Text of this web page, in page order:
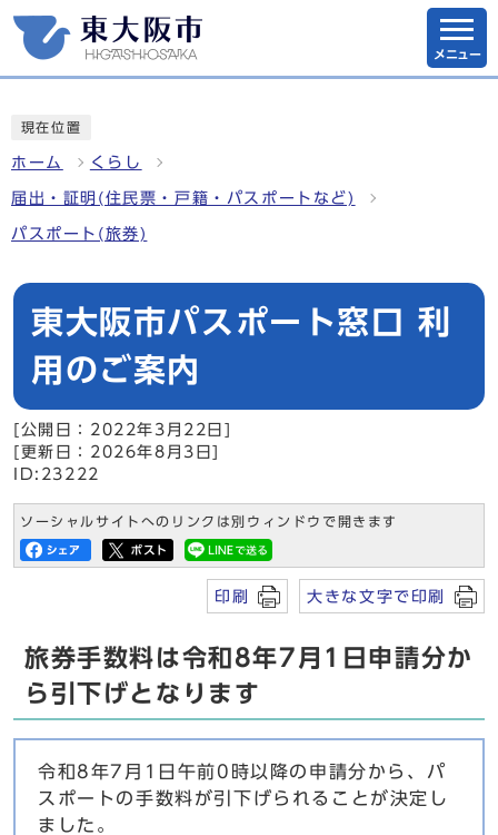
メニュー
現在位置
ホーム くらし
届出・証明(住民票・戸籍・パスポートなど)
パスポート(旅券)
東大阪市パスポート窓口 利
用のご案内
[公開日：2022年3月22日]
[更新日：2026年8月3日]
ID:23222
ソーシャルサイトへのリンクは別ウィンドウで開きます
印刷 大きな文字で印刷
旅券手数料は令和8年7月1日申請分か
ら引下げとなります
令和8年7月1日午前0時以降の申請分から、パ
スポートの手数料が引下げられることが決定し
ました。